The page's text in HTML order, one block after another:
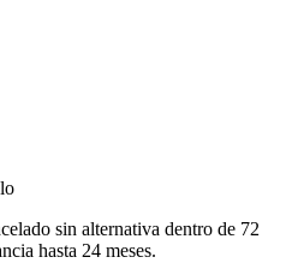
sin alternativa dentro de 72
hasta 24 meses.